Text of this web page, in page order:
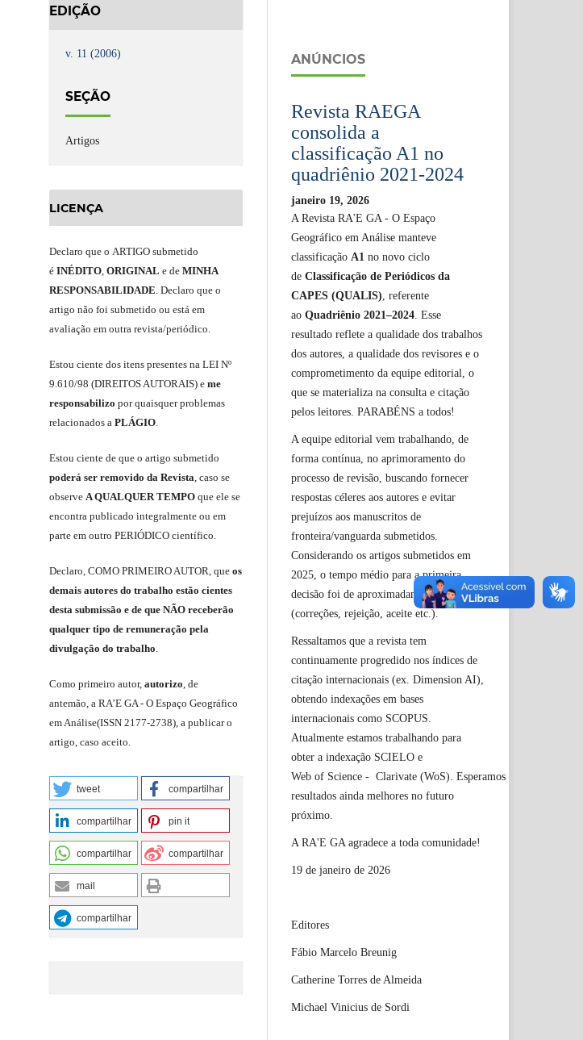
EDIÇÃO
v. 11 (2006)
SEÇÃO
Artigos
LICENÇA
Declaro que o ARTIGO submetido
é INÉDITO ORIGINAL e de MINHA
RESPONSABILIDADE Declaro que o
artigo não foi submetido ou está em
avaliação em outra revista/periódico.
Estou ciente dos itens presentes na LEI Nº
9.610/98 (DIREITOS AUTORAIS) e me
responsabilizo por quaisquer problemas
relacionados a PLÁGIO
Estou ciente de que o artigo submetido
poderá ser removido da Revista caso se
observe A QUALQUER TEMPO que ele se
encontra publicado integralmente ou em
parte em outro PERIÓDICO científico.
Declaro COMO PRIMEIRO AUTOR que os
demais autores do trabalho estão cientes
desta submissão e de que NÃO receberão
qualquer tipo de remuneração pela
divulgação do trabalho
Como primeiro autor, autorizo de
antemão, a RA’E GA - O Espaço Geográfico
em Análise(ISSN 2177-2738) a publicar o
artigo, caso aceito.
tweet compartilhar
compartilhar pin it
compartilhar compartilhar
mail
compartilhar
ANÚNCIOS
Revista RAEGA
consolida a
classificação A1 no
quadriênio 2021-2024
janeiro 19, 2026
A Revista RA'E GA - O Espaço
Geográfico em Análise manteve
classificação A1 no novo ciclo
de Classificação de Periódicos da
CAPES (QUALIS) , referente
ao Quadriênio 2021–2024 . Esse
resultado reflete a qualidade dos trabalhos
dos autores, a qualidade dos revisores e o
comprometimento da equipe editorial, o
que se materializa na consulta e citação
pelos leitores. PARABÉNS a todos!
A equipe editorial vem trabalhando, de
forma contínua, no aprimoramento do
processo de revisão, buscando fornecer
respostas céleres aos autores e evitar
prejuízos aos manuscritos de
fronteira/vanguarda submetidos.
Considerando os artigos submetidos em
2025, o tempo médio para a primeira
decisão foi de aproximadamente 40 dias
(correções, rejeição, aceite etc.).
Ressaltamos que a revista tem
continuamente progredido nos índices de
citação internacionais (ex. Dimension AI),
obtendo indexações em bases
internacionais como SCOPUS.
Atualmente estamos trabalhando para
obter a indexação SCIELO e
Web of Science - Clarivate (WoS). Esperamos
resultados ainda melhores no futuro
próximo.
A RA'E GA agradece a toda comunidade!
19 de janeiro de 2026
Editores
Fábio Marcelo Breunig
Catherine Torres de Almeida
Michael Vinicius de Sordi